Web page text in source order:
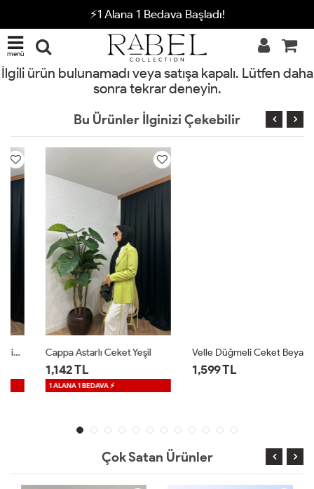
⚡1 Alana 1 Bedava Başladı!
menü
İlgili ürün bulunamadı veya satışa kapalı. Lütfen daha
sonra tekrar deneyin.
Bu Ürünler İlginizi Çekebilir
Cappa Astarlı Ceket Yeşil
1,142 TL
1 ALANA 1 BEDAVA ⚡
Velle Düğmeli Ceket Beyaz
1,599 TL
Çok Satan Ürünler